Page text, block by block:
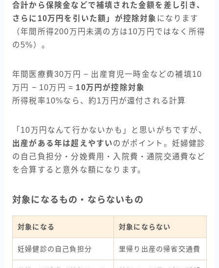
合計から保険金などで補填された金額を差し引き、
さらに10万円を引いた額」が控除対象 になります
（年間所得200万円未満の方は10万円ではなく所得
の5%）。
年間医療費30万円 − 出産育児一時金などの補填10
万円 − 10万円 = 10万円が控除対象
所得税率10%なら、約1万円が還付される計算
「10万円なんて行かないかも」と思いがちですが、
出産がある年は超えやすいのがポイント。妊婦健診
の自己負担分・分娩費用・入院費・通院交通費など
を合算すると意外な額になります。
対象になるもの・ならないもの
対象になる 対象にならない
妊婦健診の自己負担分 里帰り出産の帰省交通費